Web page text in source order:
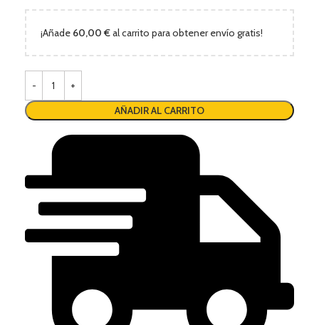
¡Añade 60,00 €al carrito para obtener envío gratis!
AÑADIR AL CARRITO